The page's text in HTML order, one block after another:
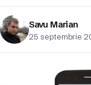
Savu Marian
25 septembrie